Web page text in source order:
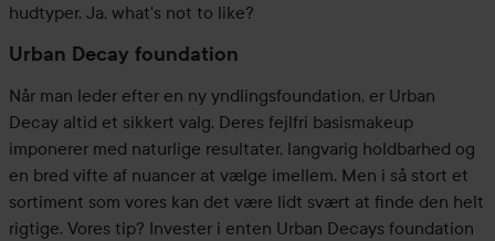
hudtyper. Ja, what's not to like?
Urban Decay foundation
Når man leder efter en ny yndlingsfoundation, er Urban
Decay altid et sikkert valg. Deres fejlfri basismakeup
imponerer med naturlige resultater, langvarig holdbarhed og
en bred vifte af nuancer at vælge imellem. Men i så stort et
sortiment som vores kan det være lidt svært at finde den helt
rigtige. Vores tip? Invester i enten Urban Decays foundation